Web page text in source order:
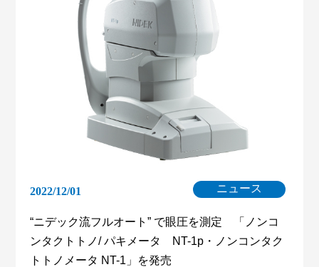
2022/12/01 ニュース
“ニデック流フルオート” で眼圧を測定 「ノンコ
ンタクトトノ/ パキメータ NT-1p・ノンコンタク
トトノメータ NT-1」を発売